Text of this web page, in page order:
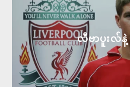
လီဗာပူးလ်နဲ့